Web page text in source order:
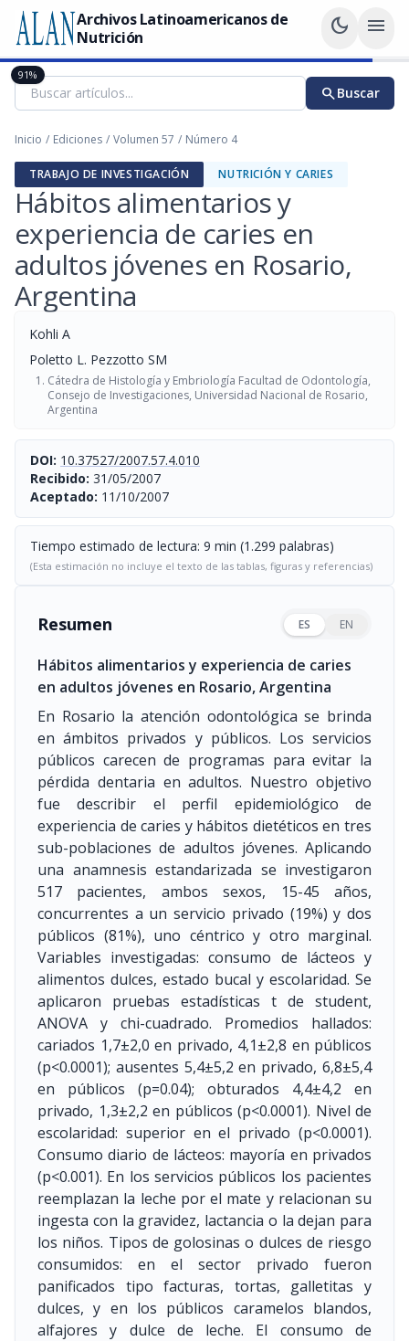
Archivos Latinoamericanos de
Nutrición
dark_mode menu
searchBuscar
Inicio / Ediciones / Volumen 57 / Número 4
TRABAJO DE INVESTIGACIÓN NUTRICIÓN Y CARIES
Hábitos alimentarios y
experiencia de caries en
adultos jóvenes en Rosario,
Argentina
Kohli A
Poletto L. Pezzotto SM
Cátedra de Histología y Embriología Facultad de Odontología,
Consejo de Investigaciones, Universidad Nacional de Rosario,
Argentina
DOI: 10.37527/2007.57.4.010
Recibido: 31/05/2007
Aceptado: 11/10/2007
Tiempo estimado de lectura: 9 min (1.299 palabras)
(Esta estimación no incluye el texto de las tablas, figuras y referencias)
Resumen ES EN
Hábitos alimentarios y experiencia de caries
en adultos jóvenes en Rosario, Argentina
En Rosario la atención odontológica se brinda
en ámbitos privados y públicos. Los servicios
públicos carecen de programas para evitar la
pérdida dentaria en adultos. Nuestro objetivo
fue describir el perfil epidemiológico de
experiencia de caries y hábitos dietéticos en tres
sub-poblaciones de adultos jóvenes. Aplicando
una anamnesis estandarizada se investigaron
517 pacientes, ambos sexos, 15-45 años,
concurrentes a un servicio privado (19%) y dos
públicos (81%), uno céntrico y otro marginal.
Variables investigadas: consumo de lácteos y
alimentos dulces, estado bucal y escolaridad. Se
aplicaron pruebas estadísticas t de student,
ANOVA y chi-cuadrado. Promedios hallados:
cariados 1,7±2,0 en privado, 4,1±2,8 en públicos
(p<0.0001); ausentes 5,4±5,2 en privado, 6,8±5,4
en públicos (p=0.04); obturados 4,4±4,2 en
privado, 1,3±2,2 en públicos (p<0.0001). Nivel de
escolaridad: superior en el privado (p<0.0001).
Consumo diario de lácteos: mayoría en privados
(p<0.001). En los servicios públicos los pacientes
reemplazan la leche por el mate y relacionan su
ingesta con la gravidez, lactancia o la dejan para
los niños. Tipos de golosinas o dulces de riesgo
consumidos: en el sector privado fueron
panificados tipo facturas, tortas, galletitas y
dulces, y en los públicos caramelos blandos,
alfajores y dulce de leche. El consumo de
91%